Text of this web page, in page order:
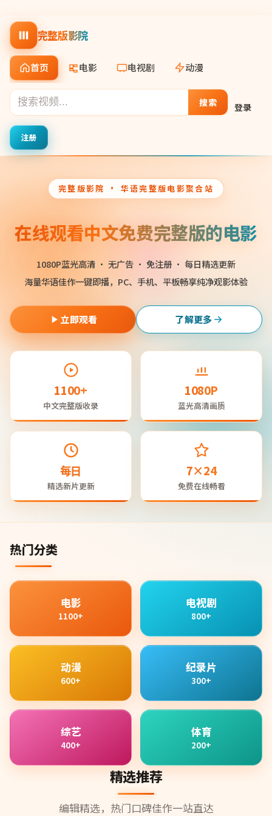
完整版影院
首页 电影 电视剧 动漫
搜索 登录
注册
完整版影院 · 华语完整版电影聚合站
在线观看中文免费完整版的电影
1080P蓝光高清 · 无广告 · 免注册 · 每日精选更新
海量华语佳作一键即播，PC、手机、平板畅享纯净观影体验
立即观看 了解更多
1100+
中文完整版收录
1080P
蓝光高清画质
每日
精选新片更新
7×24
免费在线畅看
热门分类
电影
1100+
电视剧
800+
动漫
600+
纪录片
300+
综艺
400+
体育
200+
精选推荐
编辑精选，热门口碑佳作一站直达